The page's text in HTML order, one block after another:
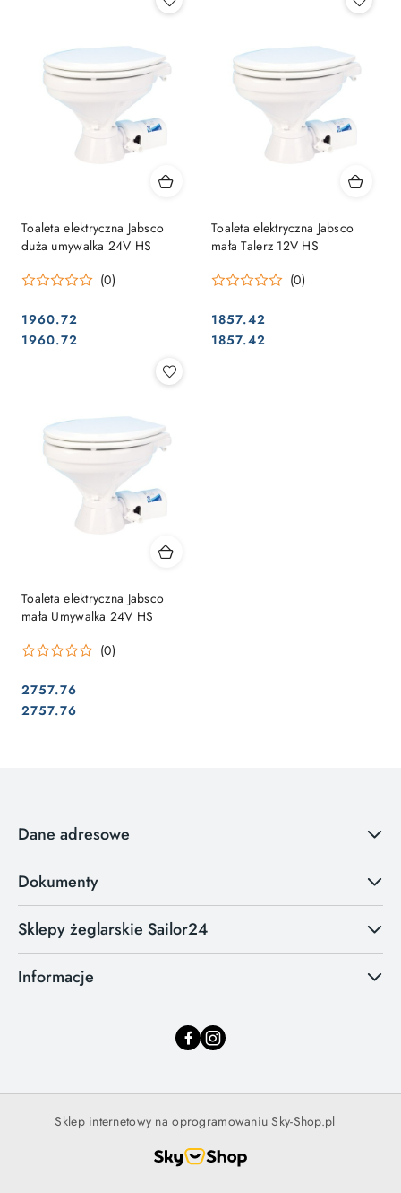
Toaleta elektryczna Jabsco
duża umywalka 24V HS
(0)
Cena:
1960.72
Cena:
1960.72
Toaleta elektryczna Jabsco
mała Talerz 12V HS
(0)
Cena:
1857.42
Cena:
1857.42
Toaleta elektryczna Jabsco
mała Umywalka 24V HS
(0)
Cena:
2757.76
Cena:
2757.76
Dane adresowe
Dokumenty
Sklepy żeglarskie Sailor24
Informacje
Sklep internetowy na oprogramowaniu Sky-Shop.pl